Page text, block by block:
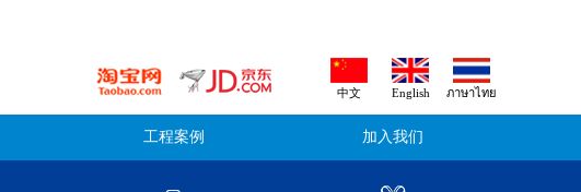
中文 English ภาษาไทย
工程案例 加入我们